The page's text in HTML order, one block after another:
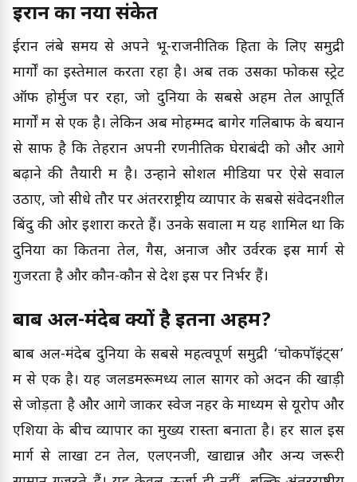
ईरान का नया संकेत
ईरान लंबे समय से अपने भू-राजनीतिक हितों के लिए समुद्री
मार्गों का इस्तेमाल करता रहा है। अब तक उसका फोकस स्ट्रेट
ऑफ होर्मुज पर रहा, जो दुनिया के सबसे अहम तेल आपूर्ति
मार्गों में से एक है। लेकिन अब मोहम्मद बागेर गलिबाफ के बयान
से साफ है कि तेहरान अपनी रणनीतिक घेराबंदी को और आगे
बढ़ाने की तैयारी में है। उन्होंने सोशल मीडिया पर ऐसे सवाल
उठाए, जो सीधे तौर पर अंतरराष्ट्रीय व्यापार के सबसे संवेदनशील
बिंदु की ओर इशारा करते हैं। उनके सवालों में यह शामिल था कि
दुनिया का कितना तेल, गैस, अनाज और उर्वरक इस मार्ग से
गुजरता है और कौन-कौन से देश इस पर निर्भर हैं।
बाब अल-मंदेब क्यों है इतना अहम?
बाब अल-मंदेब दुनिया के सबसे महत्वपूर्ण समुद्री ‘चोकपॉइंट्स’
में से एक है। यह जलडमरूमध्य लाल सागर को अदन की खाड़ी
से जोड़ता है और आगे जाकर स्वेज नहर के माध्यम से यूरोप और
एशिया के बीच व्यापार का मुख्य रास्ता बनाता है। हर साल इस
मार्ग से लाखों टन तेल, एलएनजी, खाद्यान्न और अन्य जरूरी